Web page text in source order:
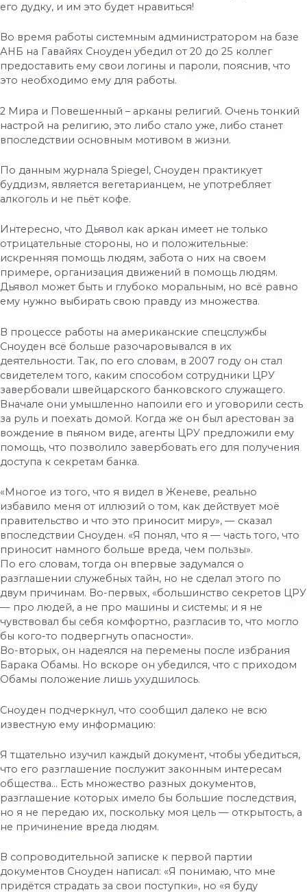
его дудку, и им это будет нравиться!
Во время работы системным администратором на базе
АНБ на Гавайях Сноуден убедил от 20 до 25 коллег
предоставить ему свои логины и пароли, пояснив, что
это необходимо ему для работы.
2 Мира и Повешенный – арканы религий. Очень тонкий
настрой на религию, это либо стало уже, либо станет
впоследствии основным мотивом в жизни.
По данным журнала Spiegel, Сноуден практикует
буддизм, является вегетарианцем, не употребляет
алкоголь и не пьёт кофе.
Интересно, что Дьявол как аркан имеет не только
отрицательные стороны, но и положительные:
искренняя помощь людям, забота о них на своем
примере, организация движений в помощь людям.
Дьявол может быть и глубоко моральным, но всё равно
ему нужно выбирать свою правду из множества.
В процессе работы на американские спецслужбы
Сноуден всё больше разочаровывался в их
деятельности. Так, по его словам, в 2007 году он стал
свидетелем того, каким способом сотрудники ЦРУ
завербовали швейцарского банковского служащего.
Вначале они умышленно напоили его и уговорили сесть
за руль и поехать домой. Когда же он был арестован за
вождение в пьяном виде, агенты ЦРУ предложили ему
помощь, что позволило завербовать его для получения
доступа к секретам банка.
«Многое из того, что я видел в Женеве, реально
избавило меня от иллюзий о том, как действует моё
правительство и что это приносит миру», — сказал
впоследствии Сноуден. «Я понял, что я — часть того, что
приносит намного больше вреда, чем пользы».
По его словам, тогда он впервые задумался о
разглашении служебных тайн, но не сделал этого по
двум причинам. Во-первых, «большинство секретов ЦРУ
— про людей, а не про машины и системы; и я не
чувствовал бы себя комфортно, разгласив то, что могло
бы кого-то подвергнуть опасности».
Во-вторых, он надеялся на перемены после избрания
Барака Обамы. Но вскоре он убедился, что с приходом
Обамы положение лишь ухудшилось.
Сноуден подчеркнул, что сообщил далеко не всю
известную ему информацию:
Я тщательно изучил каждый документ, чтобы убедиться,
что его разглашение послужит законным интересам
общества… Есть множество разных документов,
разглашение которых имело бы большие последствия,
но я не передаю их, поскольку моя цель — открытость, а
не причинение вреда людям.
В сопроводительной записке к первой партии
документов Сноуден написал: «Я понимаю, что мне
придётся страдать за свои поступки», но «я буду